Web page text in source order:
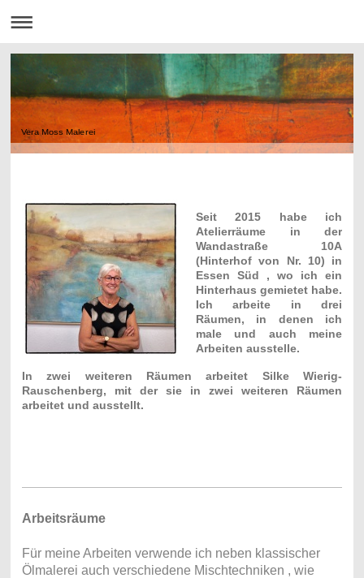
Vera Moss Malerei
Seit 2015 habe ich
Atelierräume in der
Wandastraße 10A
(Hinterhof von Nr. 10) in
Essen Süd , wo ich ein
Hinterhaus gemietet habe.
Ich arbeite in drei
Räumen, in denen ich
male und auch meine
Arbeiten ausstelle.
In zwei weiteren Räumen arbeitet Silke Wierig-
Rauschenberg, mit der sie in zwei weiteren Räumen
arbeitet und ausstellt.
Arbeitsräume
Für meine Arbeiten verwende ich neben klassischer
Ölmalerei auch verschiedene Mischtechniken , wie